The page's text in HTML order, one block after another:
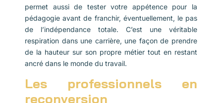
permet aussi de tester votre appétence pour la
pédagogie avant de franchir, éventuellement, le pas
de l’indépendance totale. C’est une véritable
respiration dans une carrière, une façon de prendre
de la hauteur sur son propre métier tout en restant
ancré dans le monde du travail.
Les professionnels en
reconversion